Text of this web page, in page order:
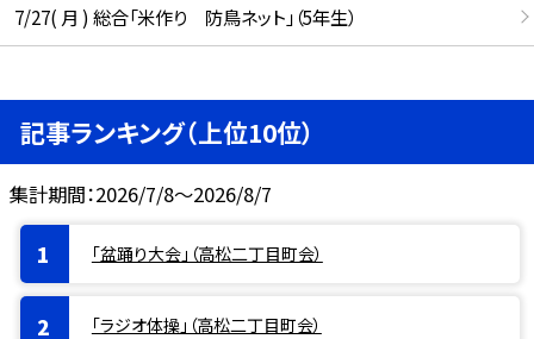
7/27( 月 ) 総合「米作り 防鳥ネット」（5年生）
記事ランキング（上位10位）
集計期間：2026/7/8～2026/8/7
「盆踊り大会」（高松二丁目町会）
「ラジオ体操」（高松二丁目町会）